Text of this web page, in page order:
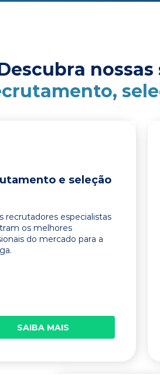
e seleção
recrutadores especialistas
os melhores
do mercado para a
SAIBA MAIS